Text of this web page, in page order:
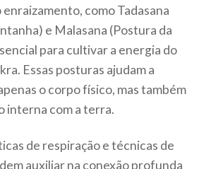
como Tadasana
e Malasana (Postura da
para cultivar a energia do
Essas posturas ajudam a
o corpo físico, mas também
interna com a terra.
de respiração e técnicas de
auxiliar na conexão profunda